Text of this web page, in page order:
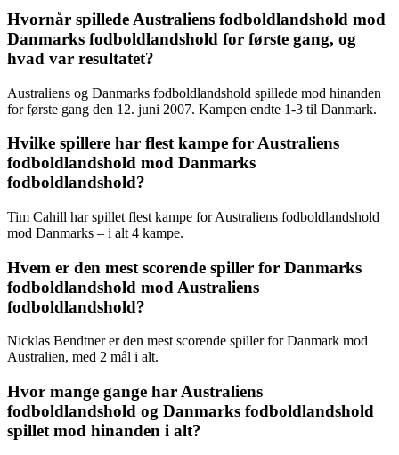
Hvornår spillede Australiens fodboldlandshold mod
Danmarks fodboldlandshold for første gang, og
hvad var resultatet?
Australiens og Danmarks fodboldlandshold spillede mod hinanden
for første gang den 12. juni 2007. Kampen endte 1-3 til Danmark.
Hvilke spillere har flest kampe for Australiens
fodboldlandshold mod Danmarks
fodboldlandshold?
Tim Cahill har spillet flest kampe for Australiens fodboldlandshold
mod Danmarks – i alt 4 kampe.
Hvem er den mest scorende spiller for Danmarks
fodboldlandshold mod Australiens
fodboldlandshold?
Nicklas Bendtner er den mest scorende spiller for Danmark mod
Australien, med 2 mål i alt.
Hvor mange gange har Australiens
fodboldlandshold og Danmarks fodboldlandshold
spillet mod hinanden i alt?